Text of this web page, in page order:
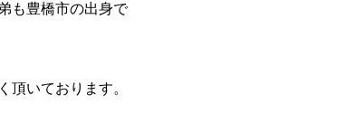
も豊橋市の出身で
頂いております。